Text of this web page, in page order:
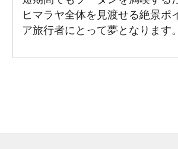
ヒマラヤ全体を見渡せる絶景
ア旅行者にとって夢となります。